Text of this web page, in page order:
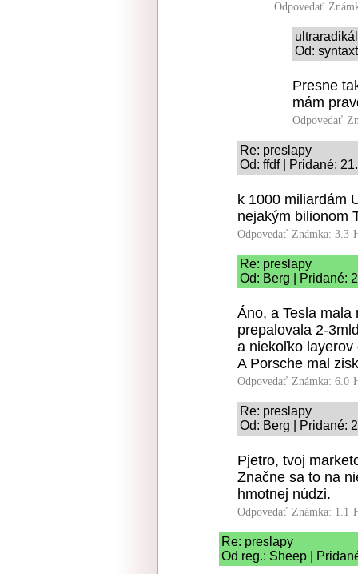
Odpovedať
Od:
Presne
mám
Odpovedať
Re: preslapy
Od: ffdf | Pridané:
k 1000 miliardám
nejakým bilionom
Odpovedať Známka: 3.3
Re: preslapy
Od: Berg | Pridané:
Áno, a Tesla
prepalovala 2-
a niekoľko
A Porsche mal
Odpovedať Známka: 6.0
Re: preslapy
Od: Berg | Pridané:
Pjetro, tvoj
Značne sa to na
hmotnej núdzi.
Odpovedať Známka: 1.1
Re: preslapy
Od reg.: Sheep |